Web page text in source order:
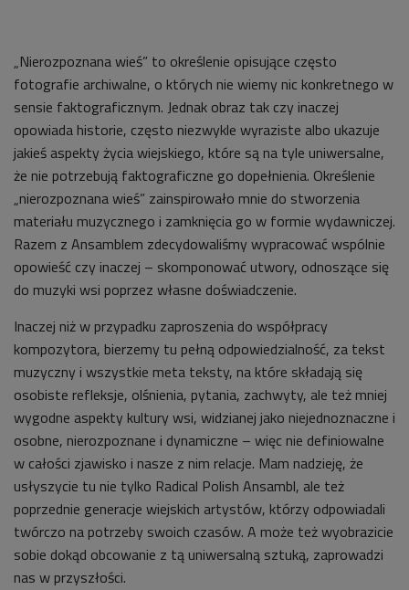
„Nierozpoznana wieś” to określenie opisujące często
fotografie archiwalne, o których nie wiemy nic konkretnego w
sensie faktograficznym. Jednak obraz tak czy inaczej
opowiada historie, często niezwykle wyraziste albo ukazuje
jakieś aspekty życia wiejskiego, które są na tyle uniwersalne,
że nie potrzebują faktograficzne go dopełnienia. Określenie
„nierozpoznana wieś” zainspirowało mnie do stworzenia
materiału muzycznego i zamknięcia go w formie wydawniczej.
Razem z Ansamblem zdecydowaliśmy wypracować wspólnie
opowieść czy inaczej – skomponować utwory, odnoszące się
do muzyki wsi poprzez własne doświadczenie.
Inaczej niż w przypadku zaproszenia do współpracy
kompozytora, bierzemy tu pełną odpowiedzialność, za tekst
muzyczny i wszystkie meta teksty, na które składają się
osobiste refleksje, olśnienia, pytania, zachwyty, ale też mniej
wygodne aspekty kultury wsi, widzianej jako niejednoznaczne i
osobne, nierozpoznane i dynamiczne – więc nie definiowalne
w całości zjawisko i nasze z nim relacje. Mam nadzieję, że
usłyszycie tu nie tylko Radical Polish Ansambl, ale też
poprzednie generacje wiejskich artystów, którzy odpowiadali
twórczo na potrzeby swoich czasów. A może też wyobrazicie
sobie dokąd obcowanie z tą uniwersalną sztuką, zaprowadzi
nas w przyszłości.